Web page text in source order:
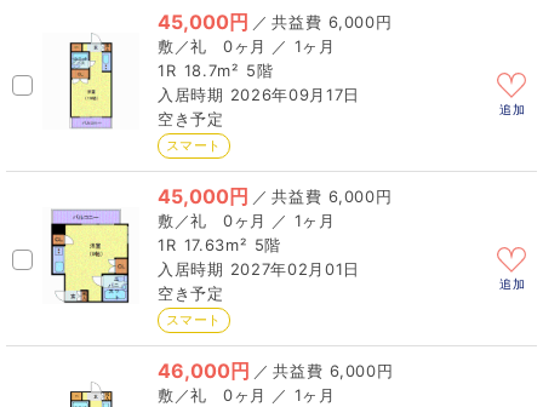
45,000円 ／
6,000円
0ヶ月 ／ 1ヶ月
1R 18.7m² 5階
2026年09月17日
空き予定
スマート
追加
45,000円 ／
6,000円
0ヶ月 ／ 1ヶ月
1R 17.63m² 5階
2027年02月01日
空き予定
スマート
追加
46,000円 ／
6,000円
0ヶ月 ／ 1ヶ月